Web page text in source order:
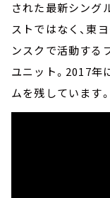
された最新シング
ストではなく、東
ンスクで活動する
ユニット。2017年
ムを残しています。